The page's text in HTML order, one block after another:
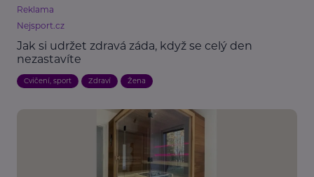
Reklama
Nejsport.cz
Jak si udržet zdravá záda, když se celý den
nezastavíte
Cvičení, sport Zdraví Žena